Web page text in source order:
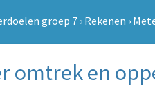
groep 7 › Rekenen ›
omtrek en